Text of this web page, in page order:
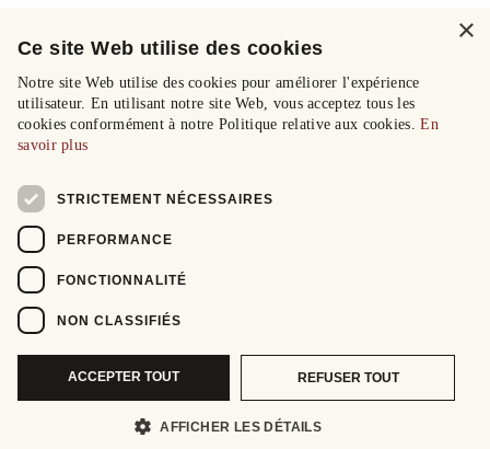
×
Ce site Web utilise des cookies
Notre site Web utilise des cookies pour améliorer l'expérience
utilisateur. En utilisant notre site Web, vous acceptez tous les
cookies conformément à notre Politique relative aux cookies.En
savoir plus
STRICTEMENT NÉCESSAIRES
PERFORMANCE
FONCTIONNALITÉ
NON CLASSIFIÉS
ACCEPTER TOUT REFUSER TOUT
AFFICHER LES DÉTAILS